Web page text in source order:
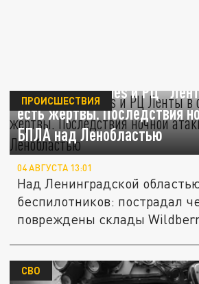
Склад Wildberries и РЦ
есть жертвы. Последствия
БПЛА над Ленобластью
ПРОИСШЕСТВИЯ
04 АВГУСТА 13:01
Над Ленинградской
беспилотников: пострадал
повреждены склады
СВО